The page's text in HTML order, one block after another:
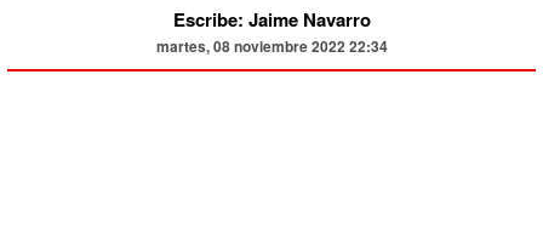
Escribe: Jaime Navarro
martes, 08 noviembre 2022 22:34